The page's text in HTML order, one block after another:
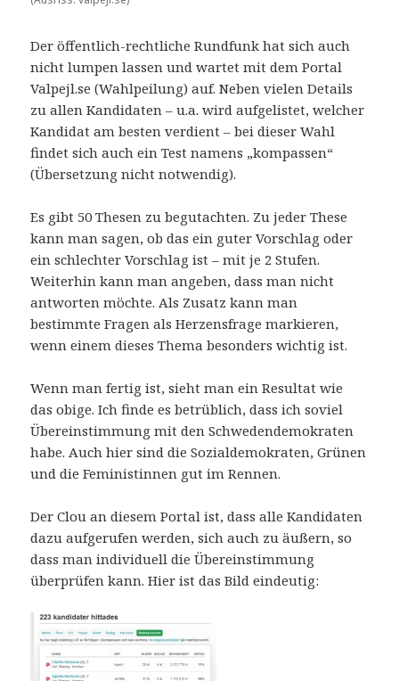
Der öffentlich-rechtliche Rundfunk hat sich auch
nicht lumpen lassen und wartet mit dem Portal
Valpejl.se (Wahlpeilung) auf. Neben vielen Details
zu allen Kandidaten – u.a. wird aufgelistet, welcher
Kandidat am besten verdient – bei dieser Wahl
findet sich auch ein Test namens „kompassen“
(Übersetzung nicht notwendig).
Es gibt 50 Thesen zu begutachten. Zu jeder These
kann man sagen, ob das ein guter Vorschlag oder
ein schlechter Vorschlag ist – mit je 2 Stufen.
Weiterhin kann man angeben, dass man nicht
antworten möchte. Als Zusatz kann man
bestimmte Fragen als Herzensfrage markieren,
wenn einem dieses Thema besonders wichtig ist.
Wenn man fertig ist, sieht man ein Resultat wie
das obige. Ich finde es betrüblich, dass ich soviel
Übereinstimmung mit den Schwedendemokraten
habe. Auch hier sind die Sozialdemokraten, Grünen
und die Feministinnen gut im Rennen.
Der Clou an diesem Portal ist, dass alle Kandidaten
dazu aufgerufen werden, sich auch zu äußern, so
dass man individuell die Übereinstimmung
überprüfen kann. Hier ist das Bild eindeutig: